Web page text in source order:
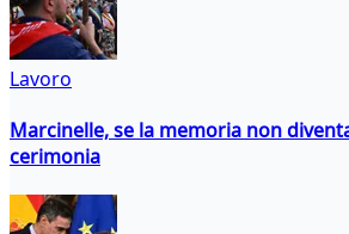
Lavoro
Marcinelle, se la memoria non
cerimonia